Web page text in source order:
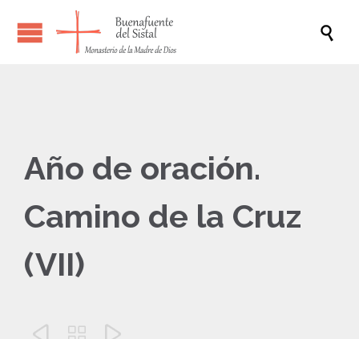

Año de oración.
Camino de la Cruz
(VII)
  